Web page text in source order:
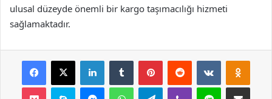
ulusal düzeyde önemli bir kargo taşımacılığı hizmeti
sağlamaktadır.
Facebook
X LinkedInTumblr PinterestReddit VKontakte
Pocket Skype MessengerWhatsAppTelegramViber Line E-Posta ile